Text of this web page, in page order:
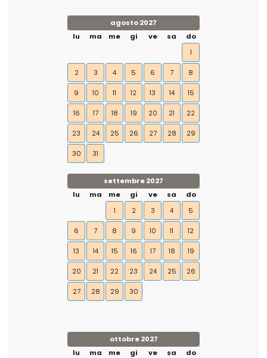
agosto 2027
lu
ma me gi ve sa
do
1
2 3 4 5 6 7 8
9 10 11 12 13 14 15
16 17 18 19 20 21 22
23 24 25 26 27 28 29
30 31
settembre 2027
lu
ma me gi ve sa
do
1
2 3 4 5
6 7 8 9 10 11 12
13 14 15 16 17 18 19
20 21 22 23 24 25 26
27 28 29 30
ottobre 2027
lu
ma me gi ve sa
do